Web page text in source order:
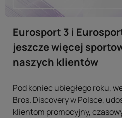
Eurosport 3 i
jeszcze więcej
naszych klientów
Pod koniec ubiegłego roku,
Bros. Discovery w Polsce,
klientom promocyjny,